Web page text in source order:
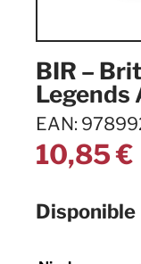
BIR –
Legends
EAN:
10,85€